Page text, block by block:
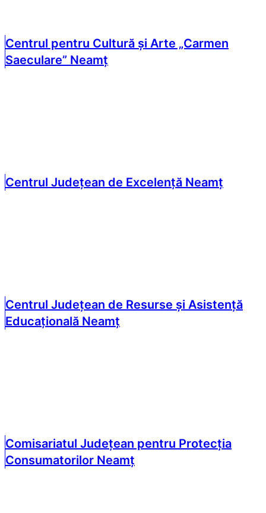
Centrul pentru Cultură și Arte „Carmen
Saeculare” Neamț
Centrul Județean de Excelență Neamț
Centrul Județean de Resurse și Asistență
Educațională Neamț
Comisariatul Județean pentru Protecția
Consumatorilor Neamț